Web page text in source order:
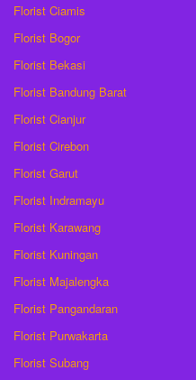
Florist Ciamis
Florist Bogor
Florist Bekasi
Florist Bandung Barat
Florist Cianjur
Florist Cirebon
Florist Garut
Florist Indramayu
Florist Karawang
Florist Kuningan
Florist Majalengka
Florist Pangandaran
Florist Purwakarta
Florist Subang